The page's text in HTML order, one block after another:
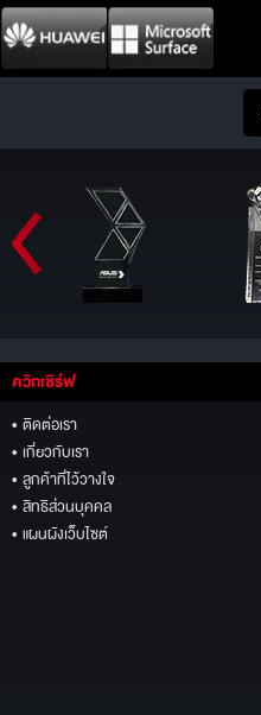
ควิกเซิร์ฟ
• ติดต่อเรา
• เกี่ยวกับเรา
• ลูกค้าที่ไว้วางใจ
• สิทธิส่วนบุคคล
• แผนผังเว็บไซต์